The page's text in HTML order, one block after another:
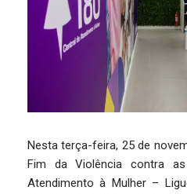
Nesta terça-feira, 25 de
Fim da Violência contra
Atendimento à Mulher –